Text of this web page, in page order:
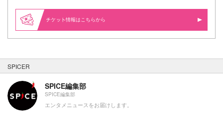
情報はこちらから
SPICER
SPICE編集部
SPICE編集部
エンタメニュースをお届けします。